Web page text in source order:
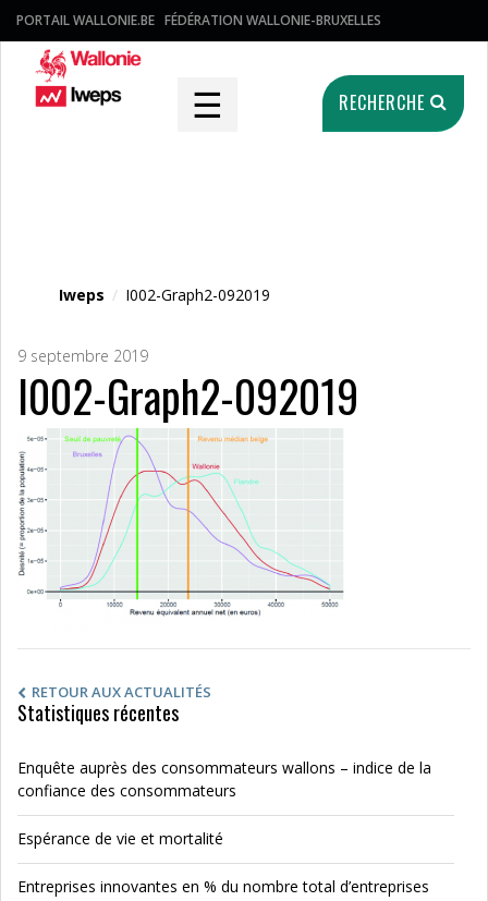
PORTAIL WALLONIE.BE FÉDÉRATION WALLONIE-BRUXELLES
☰ RECHERCHE
Iweps / I002-Graph2-092019
9 septembre 2019
I002-Graph2-092019
RETOUR AUX ACTUALITÉS
Statistiques récentes
Enquête auprès des consommateurs wallons – indice de la
confiance des consommateurs
Espérance de vie et mortalité
Entreprises innovantes en % du nombre total d’entreprises